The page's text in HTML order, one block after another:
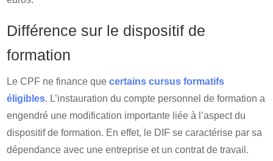
Différence sur le dispositif de
formation
Le CPF ne finance quecertains cursus formatifs
éligibles. L’instauration du compte personnel de formation a
engendré une modification importante liée à l’aspect du
dispositif de formation. En effet, le DIF se caractérise par sa
dépendance avec une entreprise et un contrat de travail.